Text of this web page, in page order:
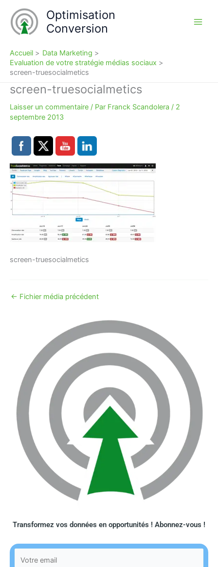
contenu
Optimisation
Conversion
Accueil
Data Marketing
Evaluation de votre stratégie médias sociaux
screen-truesocialmetics
screen-truesocialmetics
Laisser un commentaire / Par Franck Scandolera / 2
septembre 2013
screen-truesocialmetics
← Fichier média précédent
Transformez vos données en opportunités ! Abonnez-vous !​